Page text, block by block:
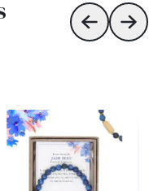
Skip toSkip